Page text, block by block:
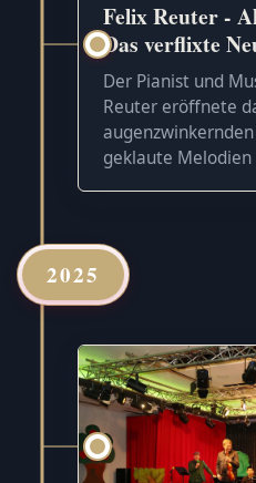
Felix Reuter -
Das verflixte
Der Pianist und
Reuter eröffnete
geklaute Melodien
2025